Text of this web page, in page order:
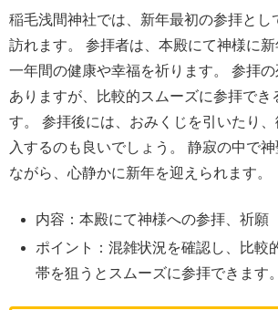
稲毛浅間神社では、新年最初の参拝とし
訪れます。 参拝者は、本殿にて神様に新
一年間の健康や幸福を祈ります。 参拝
ありますが、比較的スムーズに参拝でき
す。 参拝後には、おみくじを引いたり
入するのも良いでしょう。 静寂の中で
ながら、心静かに新年を迎えられます。
内容：本殿にて神様への参拝、祈願
ポイント：混雑状況を確認し、比較
帯を狙うとスムーズに参拝できます。